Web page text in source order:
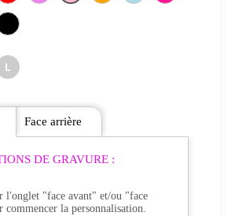
L
DE GRAVURE :
l'onglet "face avant" et/ou "face
commencer la personnalisation.
Face arrière